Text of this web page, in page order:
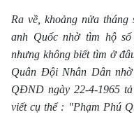
Ra về, khoảng nửa
anh Quốc nhờ tìm hộ
nhưng không biết tìm ở
Quân Đội Nhân Dân
QĐND ngày 22-4-1965
viết cụ thể : "Phạm Phú